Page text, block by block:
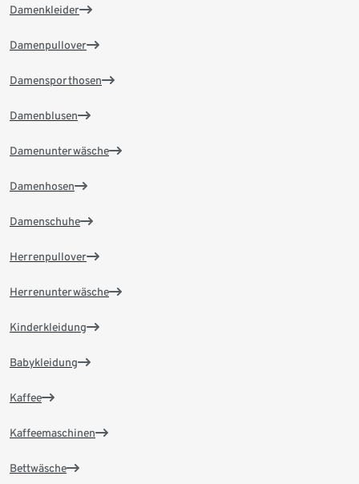
Damenkleider
Damenpullover
Damensporthosen
Damenblusen
Damenunterwäsche
Damenhosen
Damenschuhe
Herrenpullover
Herrenunterwäsche
Kinderkleidung
Babykleidung
Kaffee
Kaffeemaschinen
Bettwäsche